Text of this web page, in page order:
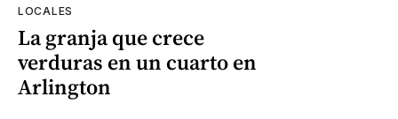
LOCALES
La granja que crece
verduras en un cuarto en
Arlington